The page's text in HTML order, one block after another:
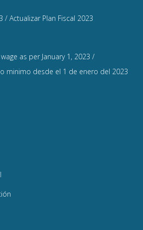
/ Actualizar Plan Fiscal 2023
as per January 1, 2023 /
minimo desde el 1 de enero del 2023